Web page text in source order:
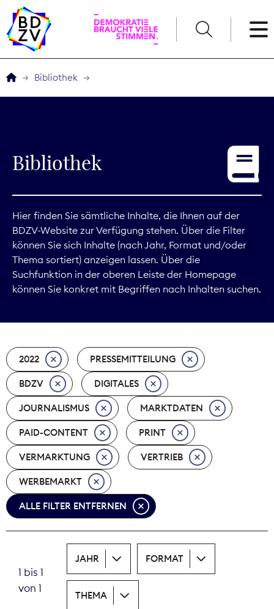
Service
Digitales
Kommunikation
Marktdaten
Nachhaltigkeit
Nachwuchs
Nova Award
Pressefreiheit
Recht
Tarifpolitik
Theodor-Wolff-Preis
Wächterpreis
Bibliothek
Bibliothek
Hier finden Sie sämtliche Inhalte, die Ihnen auf der
BDZV-Website zur Verfügung stehen. Über die Filter
können Sie sich Inhalte (nach Jahr, Format und/oder
Thema sortiert) anzeigen lassen. Über die
Suchfunktion in der oberen Leiste der Homepage
können Sie konkret mit Begriffen nach Inhalten suchen.
2022 PRESSEMITTEILUNG
BDZV DIGITALES
JOURNALISMUS MARKTDATEN
PAID-CONTENT PRINT
VERMARKTUNG VERTRIEB
WERBEMARKT
ALLE FILTER ENTFERNEN
1 bis 1
von 1
JAHR FORMAT
THEMA